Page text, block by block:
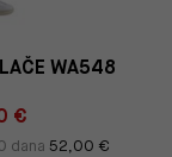
WA548
€
dana 52,00 €